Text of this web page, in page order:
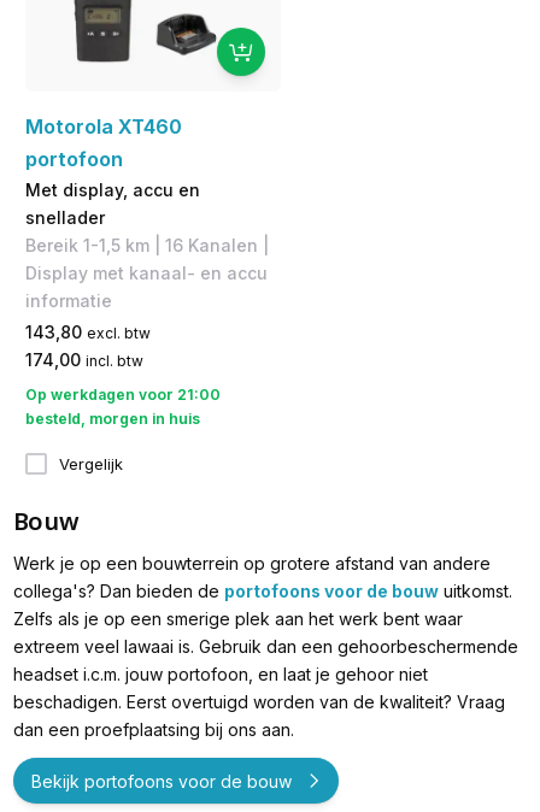
Motorola XT460
portofoon
Met display, accu en
snellader
Bereik 1-1,5 km | 16 Kanalen |
Display met kanaal- en accu
informatie
143,80 excl. btw
174,00 incl. btw
Op werkdagen voor 21:00
besteld, morgen in huis
Vergelijk
Bouw
Werk je op een bouwterrein op grotere afstand van andere
collega's? Dan bieden de portofoons voor de bouwuitkomst.
Zelfs als je op een smerige plek aan het werk bent waar
extreem veel lawaai is. Gebruik dan een gehoorbeschermende
headset i.c.m. jouw portofoon, en laat je gehoor niet
beschadigen. Eerst overtuigd worden van de kwaliteit? Vraag
dan een proefplaatsing bij ons aan.
Bekijk portofoons voor de bouw